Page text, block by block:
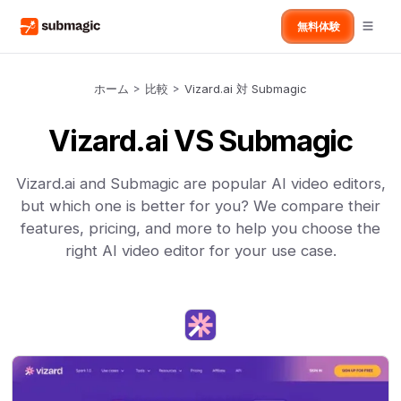
無料体験
ホーム > 比較 > Vizard.ai 対 Submagic
Vizard.ai VS Submagic
Vizard.ai and Submagic are popular AI video editors,
but which one is better for you? We compare their
features, pricing, and more to help you choose the
right AI video editor for your use case.